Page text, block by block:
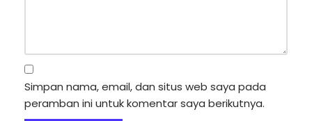
Simpan nama, email, dan situs web saya pada
peramban ini untuk komentar saya berikutnya.